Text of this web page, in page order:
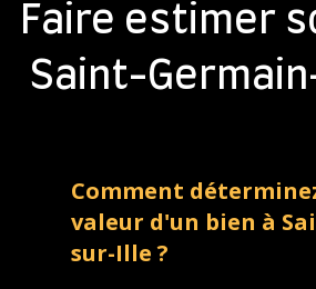
Faire estimer
Saint-
Comment
valeur d'un bien à
sur-Ille ?